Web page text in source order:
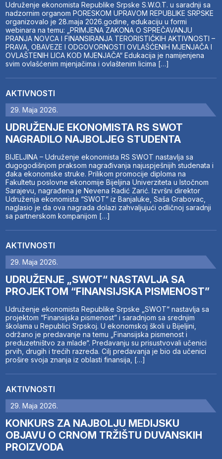
Udruženje ekonomista Republike Srpske S.W.O.T. u saradnji sa
nadzornim organom PORESKOM UPRAVOM REPUBLIKE SRPSKE
organizovalo je 28.maja 2026.godine, edukaciju u formi
webinara na temu: „PRIMJENA ZAKONA O SPREČAVANJU
PRANJA NOVCA I FINANSIRANJA TERORISTIČKIH AKTIVNOSTI –
PRAVA, OBAVEZE I ODGOVORNOSTI OVLAŠĆENIH MJENJAČA I
OVLAŠTENIH LICA KOD MJENJAČA“ Edukacija je namijenjena
svim ovlašćenim mjenjačima i ovlaštenim licima […]
AKTIVNOSTI
29. Maja 2026.
UDRUŽENJE EKONOMISTA RS SWOT
NAGRADILO NAJBOLJEG STUDENTA
BIJELJINA – Udruženje ekonomista RS SWOT nastavlja sa
dugogodišnjom praksom nagrađivanja najuspješnijih studenata i
đaka ekonomske struke. Prilikom promocije diploma na
Fakultetu poslovne ekonomije Bijeljina Univerziteta u Istočnom
Sarajevu, nagrađena je Nevena Radić Zarić. Izvršni direktor
Udruženja ekonomista “SWOT” iz Banjaluke, Saša Grabovac,
naglasio je da ova nagrada dolazi zahvaljujući odličnoj saradnji
sa partnerskom kompanijom […]
AKTIVNOSTI
29. Maja 2026.
UDRUŽENJE „SWOT“ NASTAVLJA SA
PROJEKTOM “FINANSIJSKA PISMENOST”
Udruženje ekonomista Republike Srpske „SWOT“ nastavlja sa
projektom “Finansijska pismenost” i saradnjom sa srednjim
školama u Republici Srpskoj. U ekonomskoj školi u Bijeljini,
održano je predavanje na temu „Finansijska pismenost i
preduzetništvo za mlade“. Predavanju su prisustvovali učenici
prvih, drugih i trećih razreda. Cilj predavanja je bio da učenici
prošire svoja znanja iz oblasti finansija, […]
AKTIVNOSTI
29. Maja 2026.
KONKURS ZA NAJBOLJU MEDIJSKU
OBJAVU O CRNOM TRŽIŠTU DUVANSKIH
PROIZVODA